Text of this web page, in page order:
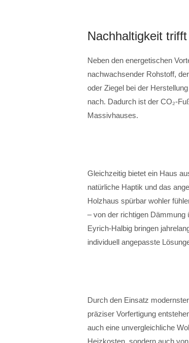
Nachhaltigkeit
Neben den energetischen
nachwachsender Rohstoff,
oder Ziegel bei der
nach. Dadurch ist der CO₂-
Massivhauses.
Gleichzeitig bietet ein Haus
natürliche Haptik und das
Holzhaus spürbar wohler
– von der richtigen Dämmung
Eyrich-Halbig bringen
individuell angepasste
Durch den Einsatz
präziser Vorfertigung
auch eine unvergleichliche
Heizkosten, sondern auch